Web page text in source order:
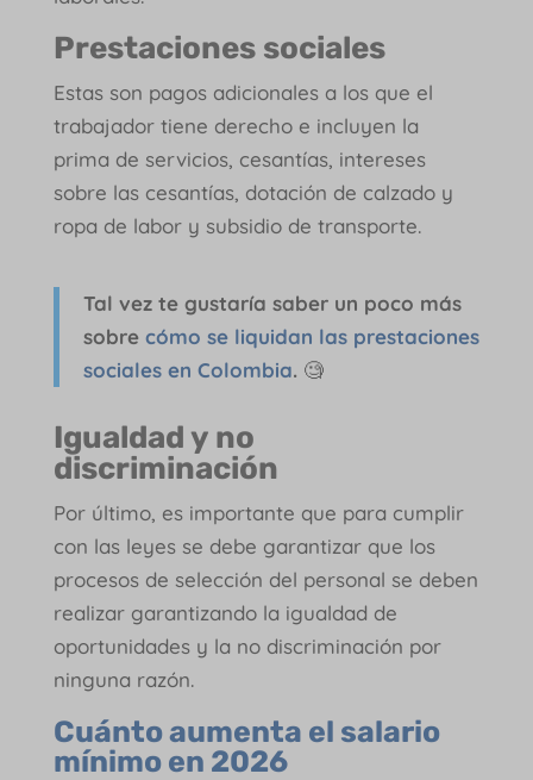
Prestaciones sociales
Estas son pagos adicionales a los que el
trabajador tiene derecho e incluyen la
prima de servicios, cesantías, intereses
sobre las cesantías, dotación de calzado y
ropa de labor y subsidio de transporte.
Tal vez te gustaría saber un poco más
sobre cómo se liquidan las prestaciones
sociales en Colombia. 🧐
Igualdad y no
discriminación
Por último, es importante que para cumplir
con las leyes se debe garantizar que los
procesos de selección del personal se deben
realizar garantizando la igualdad de
oportunidades y la no discriminación por
ninguna razón.
Cuánto aumenta el salario
mínimo en 2026